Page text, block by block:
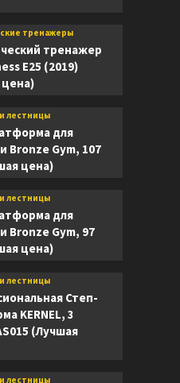
тренажеры
тренажер
E25 (2019)
лестницы
для
Bronze Gym, 107
цена)
лестницы
для
Bronze Gym, 97
цена)
лестницы
Степ-
KERNEL, 3
(Лучшая
лестницы